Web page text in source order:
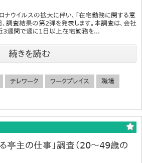
ナウイルスの拡大に伴い、「在宅勤務に関する意
、調査結果の第2弾を発表します。本調査は、会社
3週間で週に1日以上在宅勤務を...
続きを読む
テレワーク ワークプレイス 職場
亭主の仕事」調査（20～49歳の